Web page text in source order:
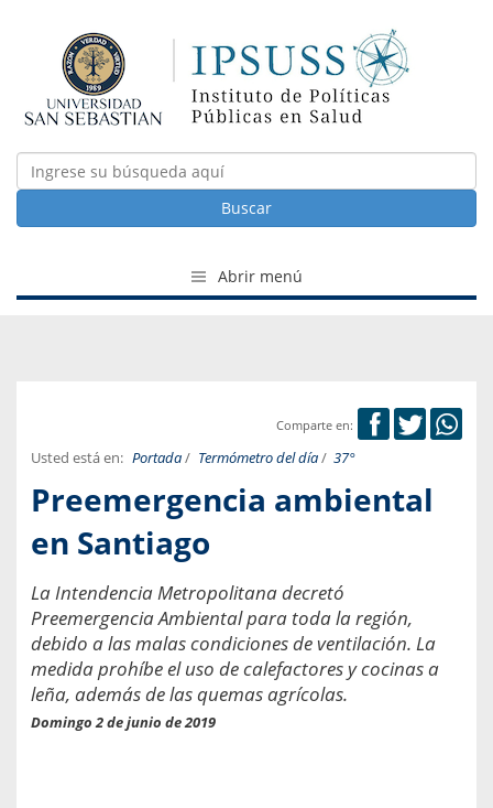
Buscar
Abrir menú
Comparte en:
Usted está en: Portada/ Termómetro del día/ 37°
Preemergencia ambiental
en Santiago
La Intendencia Metropolitana decretó
Preemergencia Ambiental para toda la región,
debido a las malas condiciones de ventilación. La
medida prohíbe el uso de calefactores y cocinas a
leña, además de las quemas agrícolas.
Domingo 2 de junio de 2019